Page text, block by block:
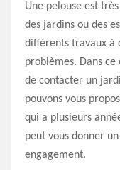
Une pelouse est
des jardins ou des
différents travaux à
problèmes. Dans
de contacter un
pouvons vous
qui a plusieurs
peut vous donner
engagement.